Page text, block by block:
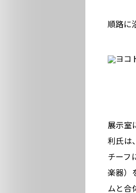
順路に
展示室
利氏は
チーフ
楽器）
ムと合